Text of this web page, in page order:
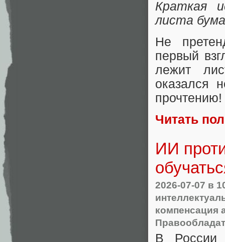
Краткая
листа
Не
первый
лежит
оказался
прочтению!
Читать
ИИ
2026-07-07 в
компенсация
В России